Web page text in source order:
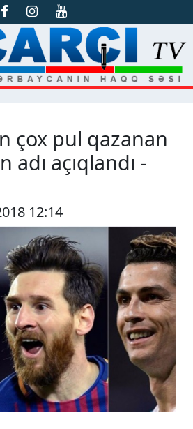
çox pul qazanan
adı açıqlandı -
12:14